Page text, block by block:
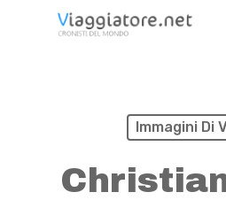
Immagini Di